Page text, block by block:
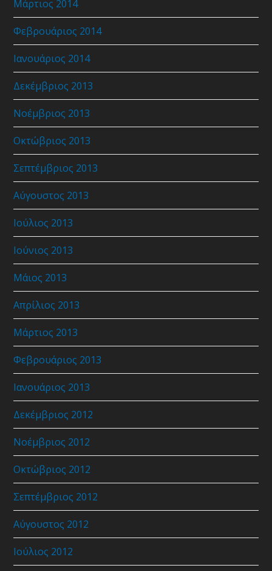
Μάρτιος 2014
Φεβρουάριος 2014
Ιανουάριος 2014
Δεκέμβριος 2013
Νοέμβριος 2013
Οκτώβριος 2013
Σεπτέμβριος 2013
Αύγουστος 2013
Ιούλιος 2013
Ιούνιος 2013
Μάιος 2013
Απρίλιος 2013
Μάρτιος 2013
Φεβρουάριος 2013
Ιανουάριος 2013
Δεκέμβριος 2012
Νοέμβριος 2012
Οκτώβριος 2012
Σεπτέμβριος 2012
Αύγουστος 2012
Ιούλιος 2012